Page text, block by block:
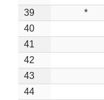
39
*
40
41
42
43
44